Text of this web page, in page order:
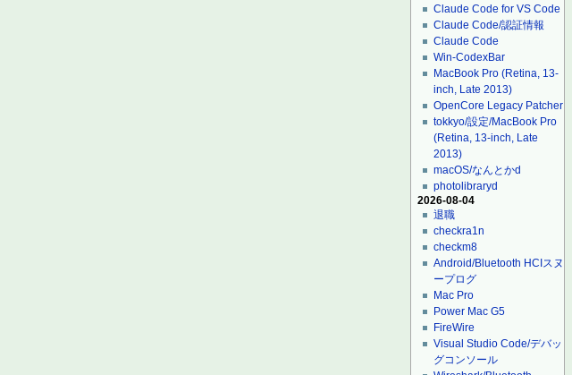
Claude Code for VS Code
Claude Code/認証情報
Claude Code
Win-CodexBar
MacBook Pro (Retina, 13-
inch, Late 2013)
OpenCore Legacy Patcher
tokkyo/設定/MacBook Pro
(Retina, 13-inch, Late
2013)
macOS/なんとかd
photolibraryd
2026-08-04
退職
checkra1n
checkm8
Android/Bluetooth HCIスヌ
ープログ
Mac Pro
Power Mac G5
FireWire
Visual Studio Code/デバッ
グコンソール